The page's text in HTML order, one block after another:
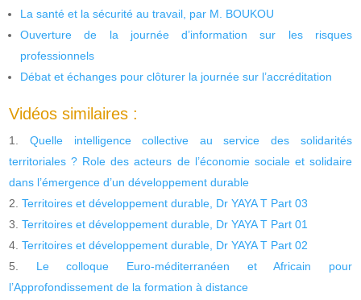
La santé et la sécurité au travail, par M. BOUKOU
Ouverture de la journée d’information sur les risques
professionnels
Débat et échanges pour clôturer la journée sur l’accréditation
Vidéos similaires :
Quelle intelligence collective au service des solidarités
territoriales ? Role des acteurs de l’économie sociale et solidaire
dans l’émergence d’un développement durable
Territoires et développement durable, Dr YAYA T Part 03
Territoires et développement durable, Dr YAYA T Part 01
Territoires et développement durable, Dr YAYA T Part 02
Le colloque Euro-méditerranéen et Africain pour
l’Approfondissement de la formation à distance